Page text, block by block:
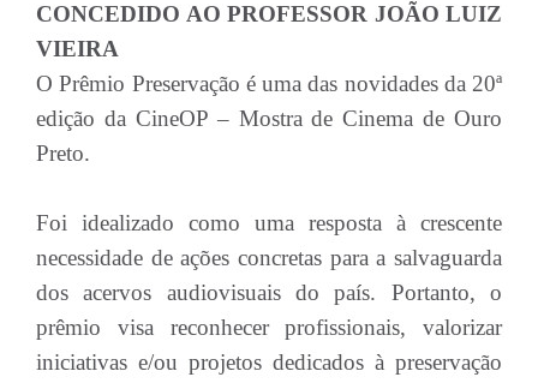
CONCEDIDO AO PROFESSOR JOÃO LUIZ
VIEIRA
O Prêmio Preservação é uma das novidades da 20ª
edição da CineOP – Mostra de Cinema de Ouro
Preto.
Foi idealizado como uma resposta à crescente
necessidade de ações concretas para a salvaguarda
dos acervos audiovisuais do país. Portanto, o
prêmio visa reconhecer profissionais, valorizar
iniciativas e/ou projetos dedicados à preservação